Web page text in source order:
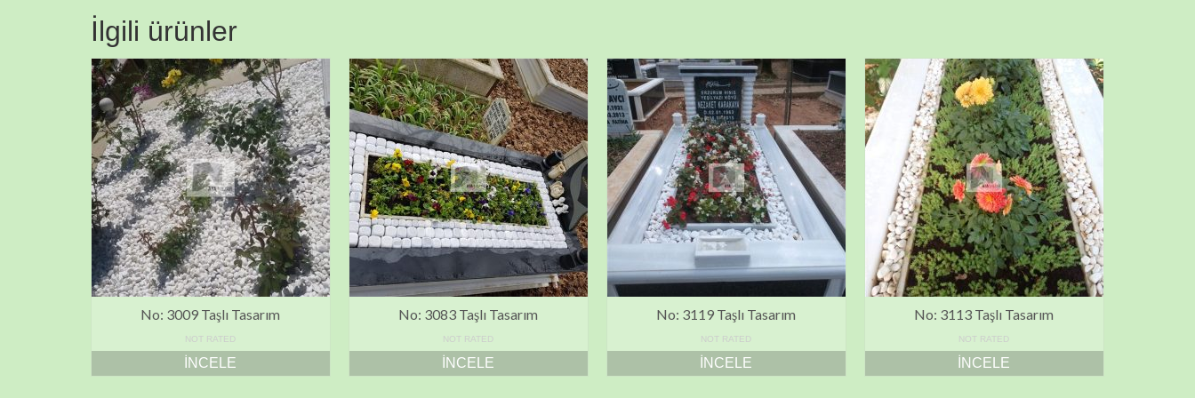
İlgili ürünler
No: 3009 Taşlı Tasarım
NOT RATED
İNCELE
No: 3083 Taşlı Tasarım
NOT RATED
İNCELE
No: 3119 Taşlı Tasarım
NOT RATED
İNCELE
No: 3113 Taşlı Tasarım
NOT RATED
İNCELE